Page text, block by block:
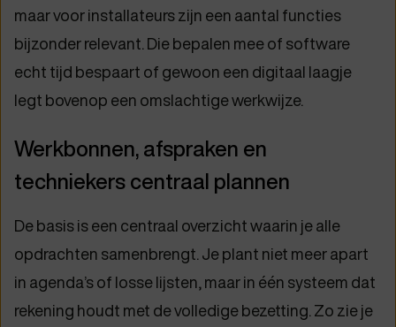
maar voor installateurs zijn een aantal functies
bijzonder relevant. Die bepalen mee of software
echt tijd bespaart of gewoon een digitaal laagje
legt bovenop een omslachtige werkwijze.
Werkbonnen, afspraken en
techniekers centraal plannen
De basis is een centraal overzicht waarin je alle
opdrachten samenbrengt. Je plant niet meer apart
in agenda’s of losse lijsten, maar in één systeem dat
rekening houdt met de volledige bezetting. Zo zie je